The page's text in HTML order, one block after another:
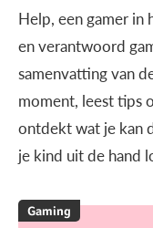
Help, een gamer in
en verantwoord
samenvatting van
moment, leest tips
ontdekt wat je kan
je kind uit de hand
Gaming